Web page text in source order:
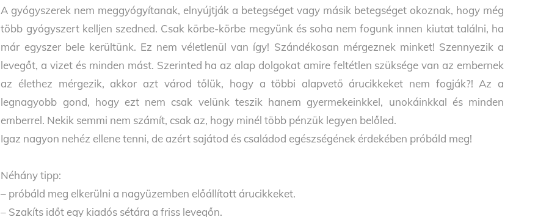
A gyógyszerek nem meggyógyítanak, elnyújtják a betegséget vagy másik betegséget okoznak, hogy még
több gyógyszert kelljen szedned. Csak körbe-körbe megyünk és soha nem fogunk innen kiutat találni, ha
már egyszer bele kerültünk. Ez nem véletlenül van így! Szándékosan mérgeznek minket! Szennyezik a
levegőt, a vizet és minden mást. Szerinted ha az alap dolgokat amire feltétlen szüksége van az embernek
az élethez mérgezik, akkor azt várod tőlük, hogy a többi alapvető árucikkeket nem fogják?! Az a
legnagyobb gond, hogy ezt nem csak velünk teszik hanem gyermekeinkkel, unokáinkkal és minden
emberrel. Nekik semmi nem számít, csak az, hogy minél több pénzük legyen belőled.
Igaz nagyon nehéz ellene tenni, de azért sajátod és családod egészségének érdekében próbáld meg!
Néhány tipp:
– próbáld meg elkerülni a nagyüzemben előállított árucikkeket.
– Szakíts időt egy kiadós sétára a friss levegőn.